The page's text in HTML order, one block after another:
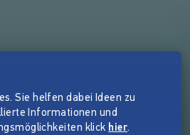
Sie helfen dabei Ideen zu
Informationen und
klick hier.